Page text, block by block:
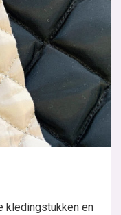
kledingstukken en